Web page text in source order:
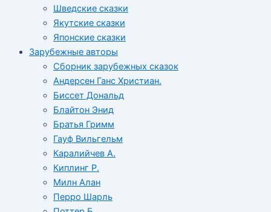
Шведские сказки
Якутские сказки
Японские сказки
Зарубежные авторы
Сборник зарубежных сказок
Андерсен Ганс Христиан.
Биссет Дональд
Блайтон Энид
Братья Гримм
Гауф Вильгельм
Каралийчев А.
Киплинг Р.
Милн Алан
Перро Шарль